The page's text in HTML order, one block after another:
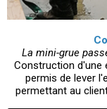
La mini-grue
Construction d'une
permis de lever
permettant au